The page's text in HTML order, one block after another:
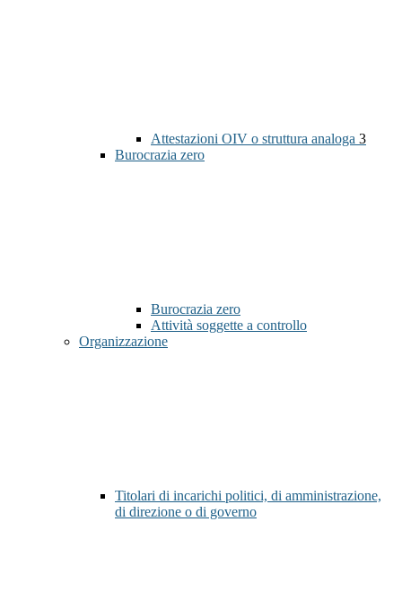
Attestazioni OIV o struttura analoga 3
Burocrazia zero
Burocrazia zero
Attività soggette a controllo
Organizzazione
Titolari di incarichi politici, di amministrazione,
di direzione o di governo